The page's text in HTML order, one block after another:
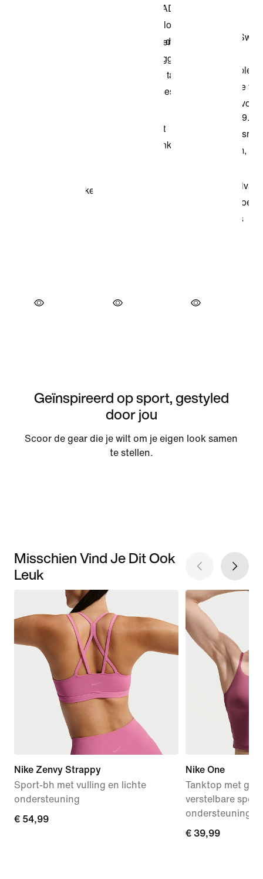
Geïnspireerd op sport, gestyled
door jou
Scoor de gear die je wilt om je eigen look samen
te stellen.
Misschien Vind Je Dit Ook
Leuk
Nike Zenvy Strappy
Sport-bh met vulling en lichte
ondersteuning
€ 54,99
€ 54,99
Nike One
Tanktop met
verstelbare
ondersteuning
€ 39,99
€ 39,99